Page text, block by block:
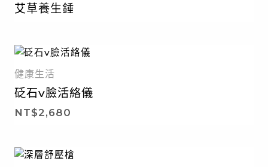
艾草養生錘
健康生活
砭石v臉活絡儀
NT$2,680